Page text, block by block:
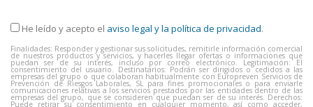
He leído y acepto el aviso legal y la política de privacidad.
Finalidades: Responder y gestionar sus solicitudes, remitirle información comercial
de nuestros productos y servicios, y hacerles llegar ofertas o informaciones que
puedan ser de su interés, incluso por correo electrónico. Legitimación: El
consentimiento del usuario. Destinatarios: Podrán ser dirigidos o cedidos a las
empresas del grupo o que colaboran habitualmente con Europreven Servicios de
Prevención de Riesgos Laborales, SL para fines promocionales o para enviarle
comunicaciones relativas a los servicios prestados por las entidades dentro de las
empresas del grupo, que se consideren que puedan ser de su interés. Derechos:
Puede retirar su consentimiento en cualquier momento, así como acceder,